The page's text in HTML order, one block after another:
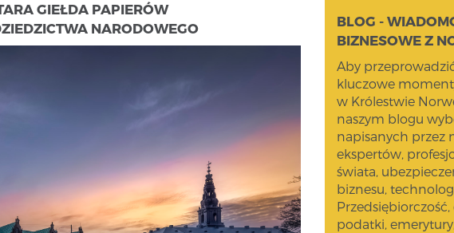
GIEŁDA PAPIERÓW
NARODOWEGO
BLOG -
BIZNESOWE Z
Aby
kluczowe
w Królestwie
naszym blogu
napisanych przez
ekspertów,
świata,
biznesu,
Przedsiębiorczość,
podatki,